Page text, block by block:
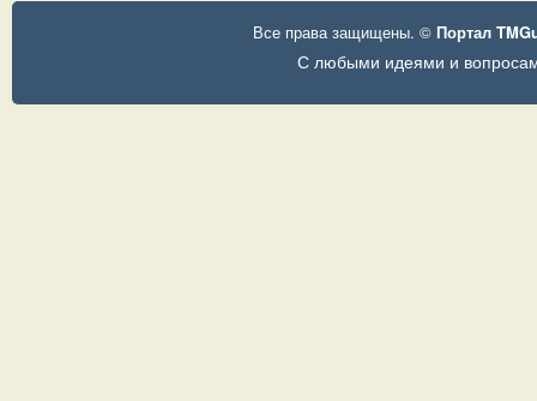
Все права защищены. © Портал
С любыми идеями и